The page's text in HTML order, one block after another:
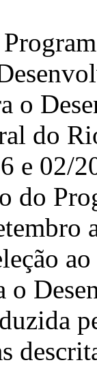
o
do
e 02/
do
mbro
o